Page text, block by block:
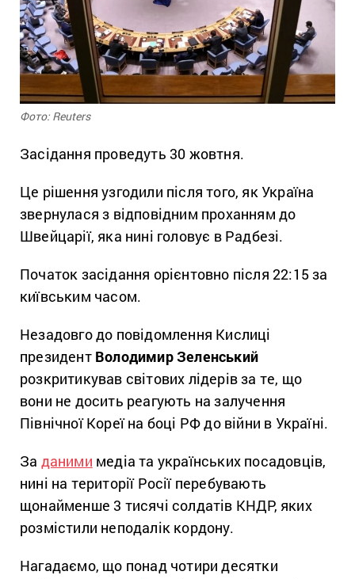
Фото: Reuters
Засідання проведуть 30 жовтня.
Це рішення узгодили після того, як Україна
звернулася з відповідним проханням до
Швейцарії, яка нині головує в Радбезі.
Початок засідання орієнтовно після 22:15 за
київським часом.
Незадовго до повідомлення Кислиці
президент Володимир Зеленський
розкритикував світових лідерів за те, що
вони не досить реагують на залучення
Північної Кореї на боці РФ до війни в Україні.
За даними медіа та українських посадовців,
нині на території Росії перебувають
щонайменше 3 тисячі солдатів КНДР, яких
розмістили неподалік кордону.
Нагадаємо, що понад чотири десятки